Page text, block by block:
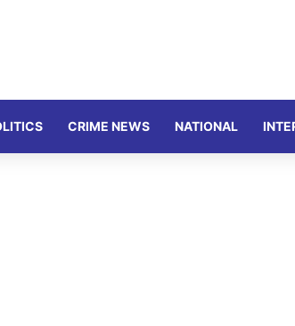
CRIME NEWS NATIONAL